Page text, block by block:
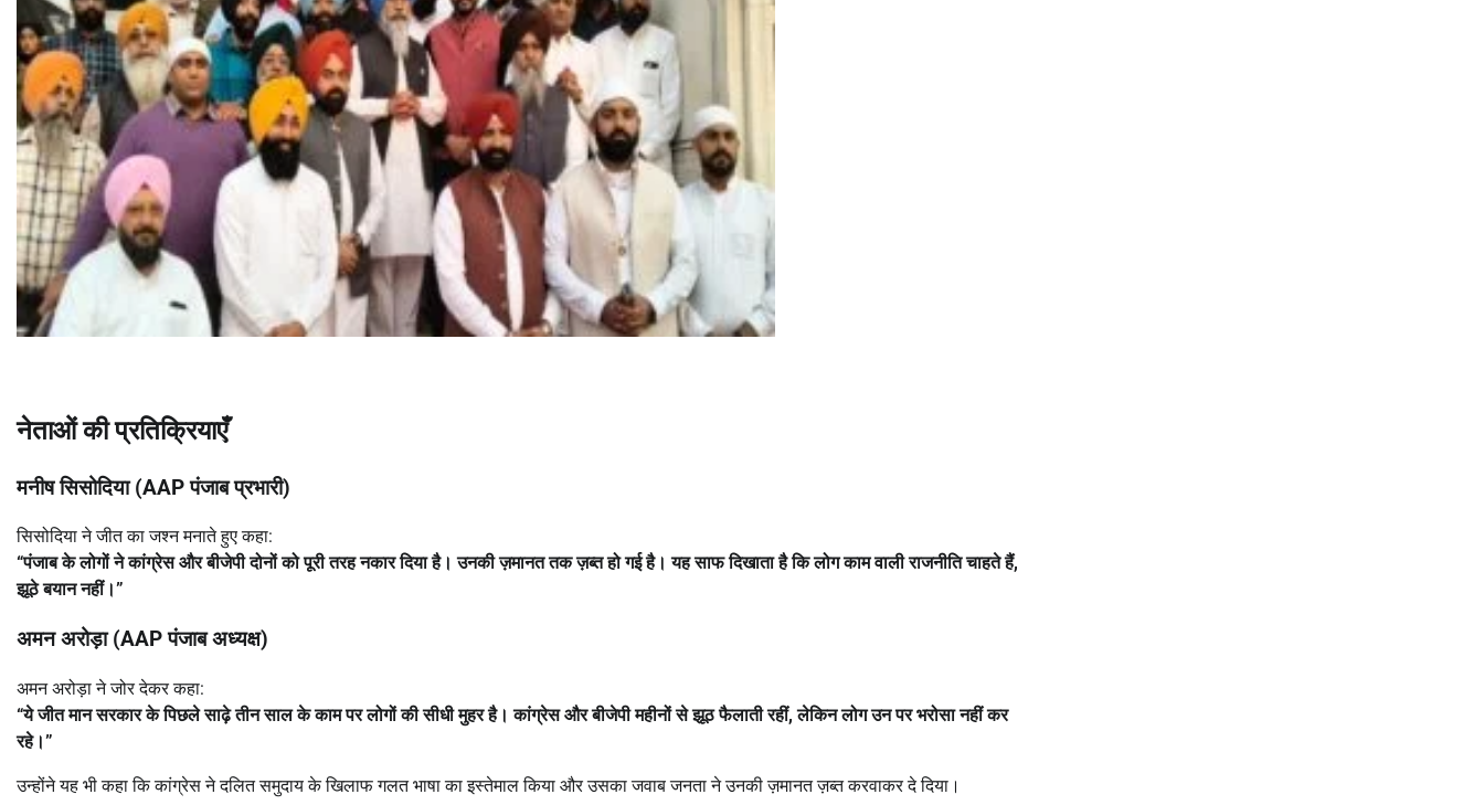
नेताओं की प्रतिक्रियाएँ
मनीष सिसोदिया (AAPपंजाब प्रभारी)
सिसोदिया ने जीत का जश्न मनाते हुए कहा:
“पंजाब के लोगों ने कांग्रेस और बीजेपी दोनों को पूरी तरह नकार दिया है। उनकी ज़मानत तक ज़ब्त हो गई है। यह साफ दिखाता है कि लोग काम वाली राजनीति चाहते हैं,
झूठे बयान नहीं।”
अमन अरोड़ा (AAPपंजाब अध्यक्ष)
अमन अरोड़ा ने जोर देकर कहा:
“ये जीत मान सरकार के पिछले साढ़े तीन साल के काम पर लोगों की सीधी मुहर है। कांग्रेस और बीजेपी महीनों से झूठ फैलाती रहीं,लेकिन लोग उन पर भरोसा नहीं कर
रहे।”
उन्होंने यह भी कहा कि कांग्रेस ने दलित समुदाय के खिलाफ गलत भाषा का इस्तेमाल किया और उसका जवाब जनता ने उनकी ज़मानत ज़ब्त करवाकर दे दिया।